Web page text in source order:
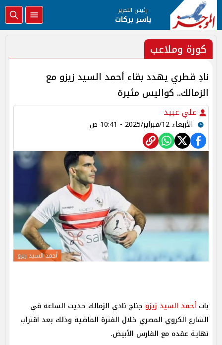
رئيس التحرير
ياسر بركات
كورة وملاعب
نادِ قطري يهدد بقاء أحمد السيد زيزو مع
الزمالك.. كواليس مثيرة
علي عبيد
الأربعاء 12/فبراير/2025 - 10:41 ص
أحمد السيد زيزو
بات أحمد السيد زيزو جناج نادي الزمالك حديث الساعة في
الشارع الكروي المصري خلال الفترة الماضية وذلك بعد اقتراب
نهاية عقده مع الفارس الأبيض.